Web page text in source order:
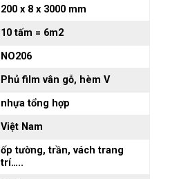
200 x 8 x 3000 mm
10 tấm = 6m2
NO206
Phủ film vân gỗ, hèm V
nhựa tổng hợp
Việt Nam
ốp tường, trần, vách trang
trí…..